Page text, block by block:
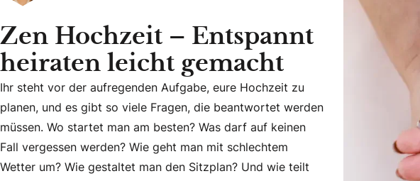
Zen Hochzeit – Entspannt
heiraten leicht gemacht
Ihr steht vor der aufregenden Aufgabe, eure Hochzeit zu planen, und es gibt
Ihr steht vor der aufregenden Aufgabe, eure Hochzeit zu
planen, und es gibt so viele Fragen, die beantwortet werden
müssen. Wo startet man am besten? Was darf auf keinen
Fall vergessen werden? Wie geht man mit schlechtem
Wetter um? Wie gestaltet man den Sitzplan? Und wie teilt